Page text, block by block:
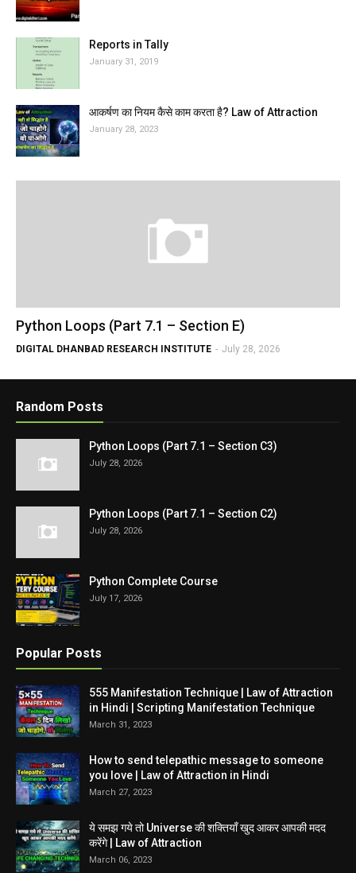
Reports in Tally
January 31, 2019
आकर्षण का नियम कैसे काम करता है? Law of Attraction
January 28, 2023
Python Loops (Part 7.1 – Section E)
DIGITAL DHANBAD RESEARCH INSTITUTE - July 28, 2026
Random Posts
Python Loops (Part 7.1 – Section C3)
July 28, 2026
Python Loops (Part 7.1 – Section C2)
July 28, 2026
Python Complete Course
July 17, 2026
Popular Posts
555 Manifestation Technique | Law of Attraction
in Hindi | Scripting Manifestation Technique
March 31, 2023
How to send telepathic message to someone
you love | Law of Attraction in Hindi
March 27, 2023
ये समझ गये तो Universe की शक्तियाँ खुद आकर आपकी मदद
करेंगे | Law of Attraction
March 06, 2023